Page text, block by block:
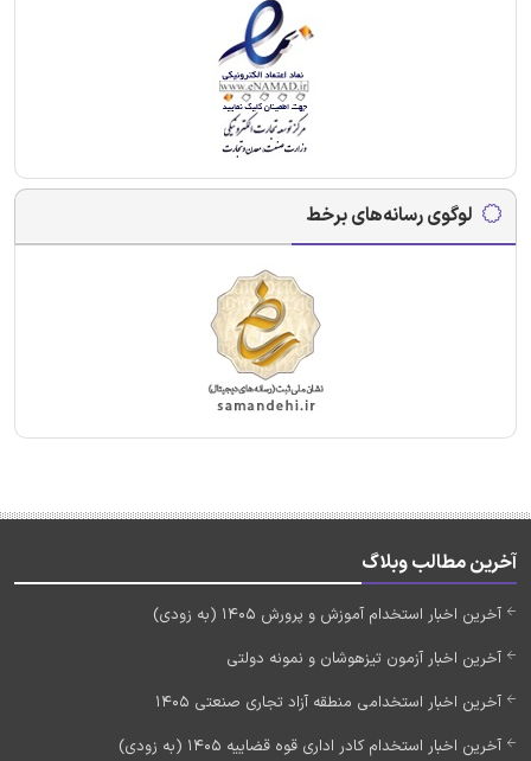
لوگوی رسانه‌های برخط
آخرین مطالب وبلاگ
آخرین اخبار استخدام آموزش و پرورش 1405 (به زودی)
آخرین اخبار آزمون تیزهوشان و نمونه دولتی
آخرین اخبار استخدامی منطقه آزاد تجاری صنعتی 1405
آخرین اخبار استخدام کادر اداری قوه قضاییه 1405 (به زودی)